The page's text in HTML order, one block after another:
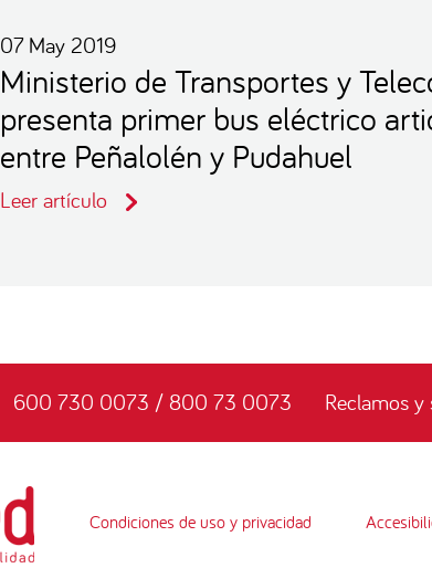
07 May 2019
Ministerio de Transportes y
presenta primer bus eléctrico
entre Peñalolén y Pudahuel
Leer artículo
600 730 0073 / 800 73 0073 Reclamos y
Condiciones de uso y privacidad